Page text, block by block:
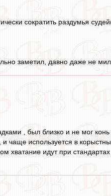
сократить раздумья
заметил, давно даже не
, был близко и не мог
чаще используется в
хватание идут при